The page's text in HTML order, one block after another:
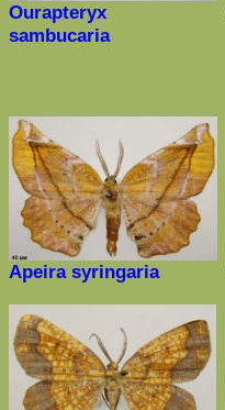
Ourapteryx
sambucaria
Apeira syringaria